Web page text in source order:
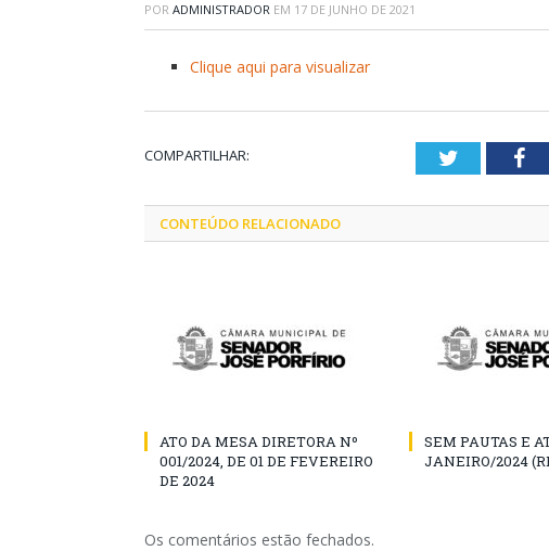
POR ADMINISTRADOR EM 17 DE JUNHO DE 2021
Clique aqui para visualizar
COMPARTILHAR: Twitter
CONTEÚDO RELACIONADO
ATO DA MESA DIRETORA Nº
001/2024, DE 01 DE FEVEREIRO
DE 2024
SEM PAUTAS E
JANEIRO/2024
Os comentários estão fechados.